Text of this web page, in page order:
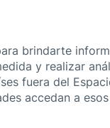
brindarte
y realizar
fuera del
accedan a